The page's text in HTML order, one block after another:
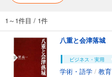
1～1件目 / 1件
八重と会津落城
ビジネス・実用
学術・語学 / 教育